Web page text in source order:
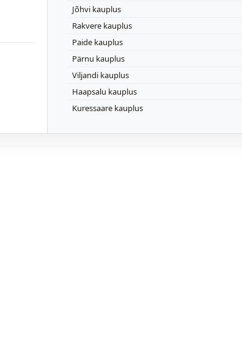
Jõhvi kauplus
Rakvere kauplus
Paide kauplus
Pärnu kauplus
Viljandi kauplus
Haapsalu kauplus
Kuressaare kauplus